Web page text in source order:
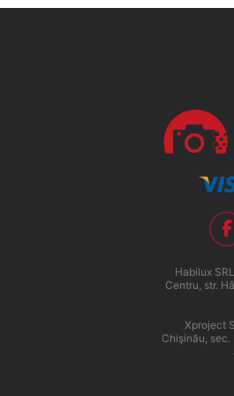
Habilux
Centru, str.
Xproject
Chişinău, sec.